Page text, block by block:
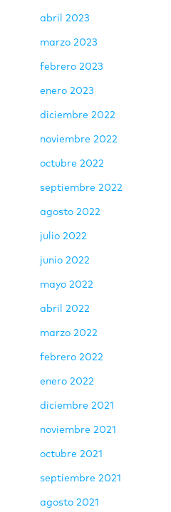
abril 2023
marzo 2023
febrero 2023
enero 2023
diciembre 2022
noviembre 2022
octubre 2022
septiembre 2022
agosto 2022
julio 2022
junio 2022
mayo 2022
abril 2022
marzo 2022
febrero 2022
enero 2022
diciembre 2021
noviembre 2021
octubre 2021
septiembre 2021
agosto 2021